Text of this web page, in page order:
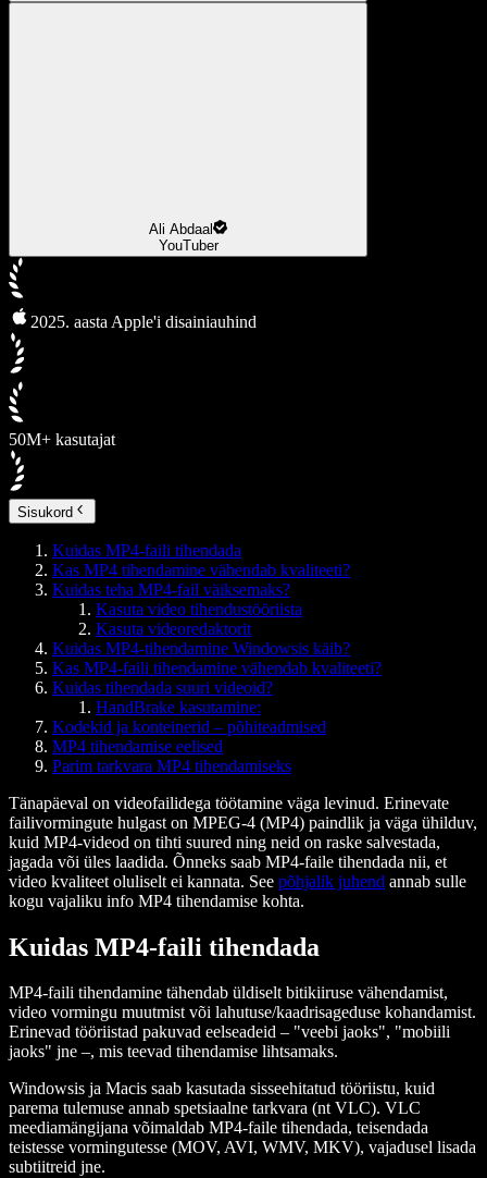
Ali Abdaal
YouTuber
2025. aasta Apple'i disainiauhind
50M+ kasutajat
Sisukord
Kuidas MP4-faili tihendada
Kas MP4 tihendamine vähendab kvaliteeti?
Kuidas teha MP4-fail väiksemaks?
Kasuta video tihendustööriista
Kasuta videoredaktorit
Kuidas MP4-tihendamine Windowsis käib?
Kas MP4-faili tihendamine vähendab kvaliteeti?
Kuidas tihendada suuri videoid?
HandBrake kasutamine:
Kodekid ja konteinerid – põhiteadmised
MP4 tihendamise eelised
Parim tarkvara MP4 tihendamiseks
Tänapäeval on videofailidega töötamine väga levinud. Erinevate
failivormingute hulgast on MPEG-4 (MP4) paindlik ja väga ühilduv,
kuid MP4-videod on tihti suured ning neid on raske salvestada,
jagada või üles laadida. Õnneks saab MP4-faile tihendada nii, et
video kvaliteet oluliselt ei kannata. See põhjalik juhend annab sulle
kogu vajaliku info MP4 tihendamise kohta.
Kuidas MP4-faili tihendada
MP4-faili tihendamine tähendab üldiselt bitikiiruse vähendamist,
video vormingu muutmist või lahutuse/kaadrisageduse kohandamist.
Erinevad tööriistad pakuvad eelseadeid – "veebi jaoks", "mobiili
jaoks" jne –, mis teevad tihendamise lihtsamaks.
Windowsis ja Macis saab kasutada sisseehitatud tööriistu, kuid
parema tulemuse annab spetsiaalne tarkvara (nt VLC). VLC
meediamängijana võimaldab MP4-faile tihendada, teisendada
teistesse vormingutesse (MOV, AVI, WMV, MKV), vajadusel lisada
subtiitreid jne.